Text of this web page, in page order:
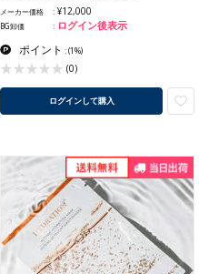
メーカー価格 ¥12,000
BG卸価 ログイン後表示
ポイント :(1%)
(0)
ログインして購入